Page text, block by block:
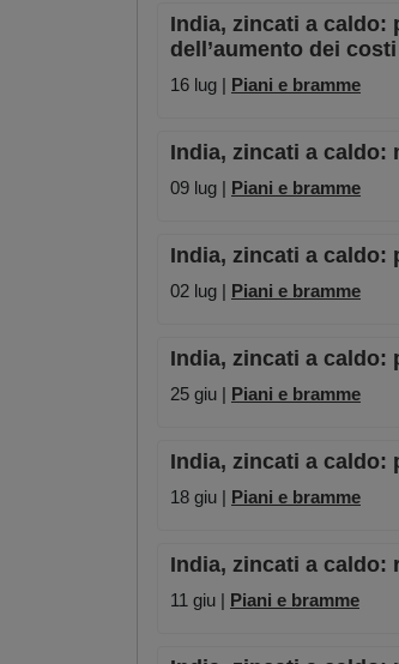
India, zincati a caldo:
dell’aumento dei costi
16 lug | Piani e bramme
India, zincati a caldo:
09 lug | Piani e bramme
India, zincati a caldo:
02 lug | Piani e bramme
India, zincati a caldo:
25 giu | Piani e bramme
India, zincati a
18 giu | Piani e bramme
India, zincati a caldo:
11 giu | Piani e bramme